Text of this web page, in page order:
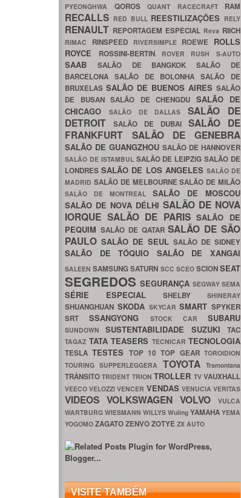
PYEONGHWA QOROS QUANT RACECRAFT RAM
RECALLS RED BULL REESTILIZAÇÕES RELY
RENAULT REPORTAGEM ESPECIAL Reva RIICH
RIMAC RINSPEED RIVERSIMPLE ROEWE ROLLS
ROYCE
ROSSINI-BERTIN ROVER RUSH S-AUTO
SAAB SALÃO DE BANGKOKSALÃO DE
BARCELONA SALÃO DE BOLONHASALÃO DE
BRUXELAS SALÃO DE BUENOS AIRES SALÃO
DE BUSAN SALÃO DE CHENGDU SALÃO DE
CHICAGO
SALÃO DE DALLASSALÃO DE
DETROIT
SALÃO DE DUBAI SALÃO DE
FRANKFURT SALÃO DE GENEBRA
SALÃO DE GUANGZHOU SALÃO DE HANNOVER
SALÃO DE ISTAMBUL SALÃO DE LEIPZIGSALÃO DE
LONDRESSALÃO DE LOS ANGELES SALÃO DE
MADRID SALÃO DE MELBOURNESALÃO DE MILÃO
SALÃO DE MONTREAL SALÃO DE MOSCOU
SALÃO DE NOVA DÉLHI SALÃO DE NOVA
IORQUE SALÃO DE PARISSALÃO DE
PEQUIM SALÃO DE QATARSALÃO DE SÃO
PAULO SALÃO DE SEUL SALÃO DE SIDNEY
SALÃO DE TÓQUIO SALÃO DE XANGAI
SALEENSAMSUNGSATURN SCC SCEO SCIONSEAT
SEGREDOSSEGURANÇA SEGWAYSEMA
SÉRIE ESPECIAL SHELBY SHINERAY
SHUANGHUAN SKODA SKYCARSMART SPYKER
SRTSSANGYONG STOCK CAR SUBARU
SUNDOWNSUSTENTABILIDADE SUZUKITAC
TAGAZ TATA TEASERS TECNICAR TECNOLOGIA
TESLATESTES TOP 10TOP GEARTOROIDION
TOURING SUPPERLEGGERA TOYOTATramontana
TRÂNSITOTRIDENT TRIONTROLLER TVVAUXHALL
VEECOVELOZZIVENCER VENDAS VENUCIAVERITAS
VIDEOS VOLKSWAGEN VOLVO
VULCA
WARTBURG WIESMANN WILLYS Wuling YAMAHA YEMA
YOGOMO ZAGATOZENVOZOTYE ZX AUTO
VISITE TAMBÉM